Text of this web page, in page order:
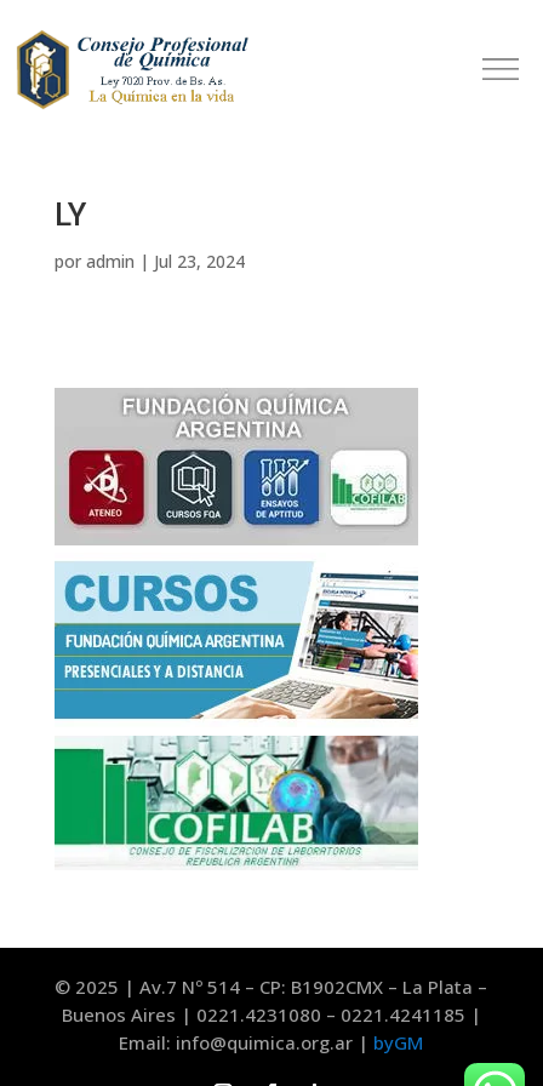
LY
por admin | Jul 23, 2024
© 2025 | Av.7 Nº 514 – CP: B1902CMX – La Plata –
Buenos Aires | 0221.4231080 – 0221.4241185 |
Email: info@quimica.org.ar | byGM